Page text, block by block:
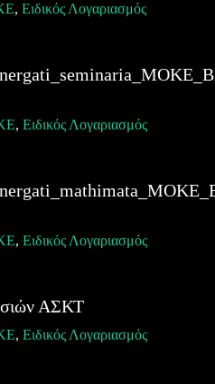
, Ειδικός Λογαριασμός
, Ειδικός Λογαριασμός
, Ειδικός Λογαριασμός
ΑΣΚΤ
, Ειδικός Λογαριασμός